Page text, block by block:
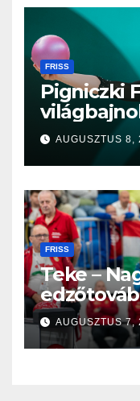
FRISS
Pigniczki
AUGUSZTUS 8,
FRISS
Teke –
AUGUSZTUS